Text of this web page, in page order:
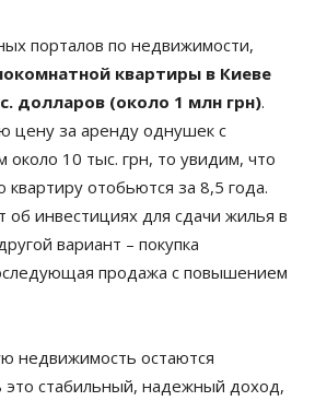
порталов по недвижимости,
квартиры в Киеве
долларов (около 1 млн грн).
цену за аренду однушек с
10 тыс. грн, то увидим, что
квартиру отобьются за 8,5 года.
об инвестициях для сдачи жилья в
вариант – покупка
продажа с повышением
недвижимость остаются
стабильный, надежный доход,